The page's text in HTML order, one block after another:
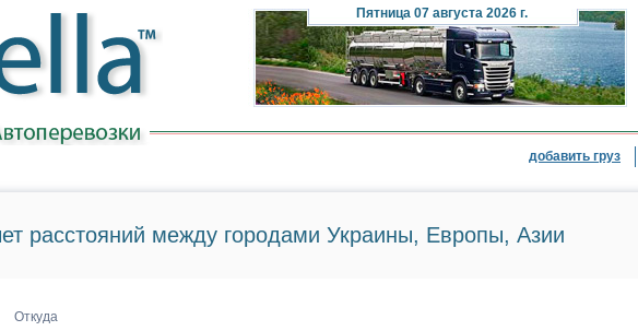
Пятница07 августа 2026 г.
добавить груз
расстояний между городами Украины, Европы, Азии
Откуда